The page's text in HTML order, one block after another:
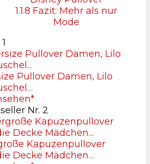
1.1.8 Fazit: Mehr als nur
Mode
Pullover Damen, Lilo
Nr. 2
Kapuzenpullover
Decke Mädchen…